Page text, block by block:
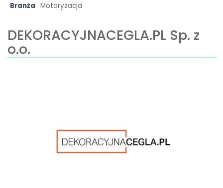
Branża Motoryzacja
DEKORACYJNACEGLA.PL Sp. z
o.o.